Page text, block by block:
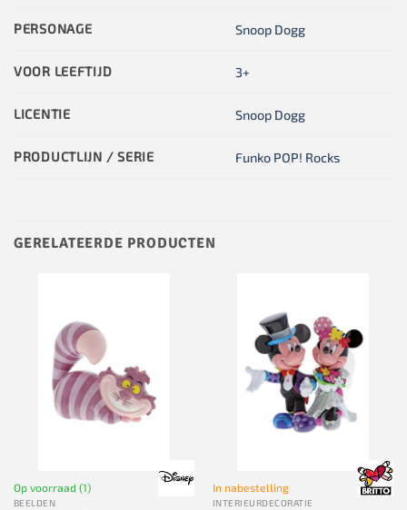
PERSONAGE Snoop Dogg
VOOR LEEFTIJD 3+
LICENTIE Snoop Dogg
PRODUCTLIJN / SERIE Funko POP! Rocks
GERELATEERDE PRODUCTEN
Op voorraad (1)
BEELDEN
In nabestelling
INTERIEURDECORATIE